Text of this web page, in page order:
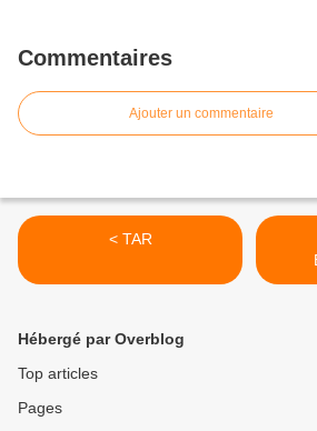
Commentaires
Ajouter un commentaire
< TAR
Hébergé par Overblog
Top articles
Pages